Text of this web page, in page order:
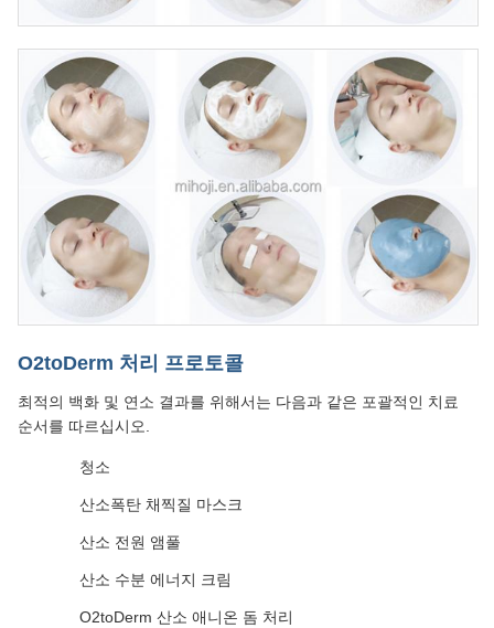
O2toDerm 처리 프로토콜
최적의 백화 및 연소 결과를 위해서는 다음과 같은 포괄적인 치료
순서를 따르십시오.
청소
산소폭탄 채찍질 마스크
산소 전원 앰풀
산소 수분 에너지 크림
O2toDerm 산소 애니온 돔 처리